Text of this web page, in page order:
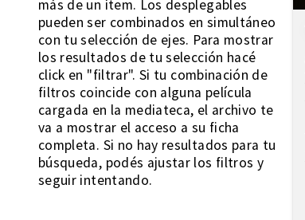
más de un ítem. Los desplegables
pueden ser combinados en simultáneo
con tu selección de ejes. Para mostrar
los resultados de tu selección hacé
click en "filtrar". Si tu combinación de
filtros coincide con alguna película
cargada en la mediateca, el archivo te
va a mostrar el acceso a su ficha
completa. Si no hay resultados para tu
búsqueda, podés ajustar los filtros y
seguir intentando.